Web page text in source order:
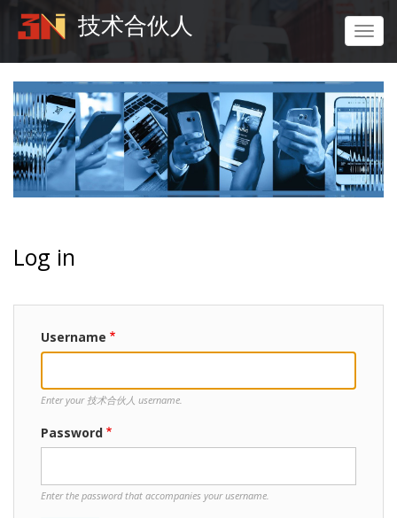
Skip
技术合伙人
Log in
Username
Enter your 技术合伙人 username.
Password
Enter the password that accompanies your username.